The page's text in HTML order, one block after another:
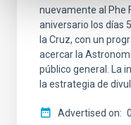
nuevamente al Phe
aniversario los días
la Cruz, con un
acercar la
público general. La
la estrategia de
Advertised on